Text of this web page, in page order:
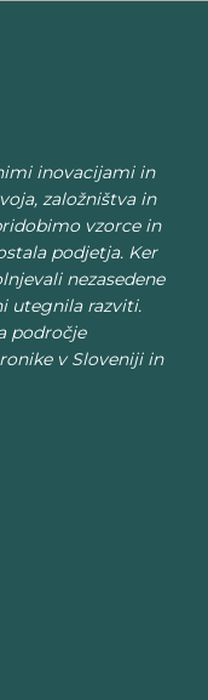
inovacijami in
založništva in
vzorce in
podjetja. Ker
nezasedene
utegnila razviti.
področje
v Sloveniji in